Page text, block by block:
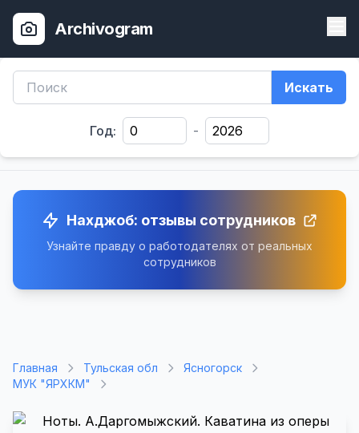
Archivogram
Искать
Год: -
Нахджоб: отзывы сотрудников
Узнайте правду о работодателях от реальных
сотрудников
Главная Тульская обл
Ясногорск
МУК "ЯРХКМ"